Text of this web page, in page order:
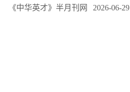
《中华英才》半月刊网 2026-06-29